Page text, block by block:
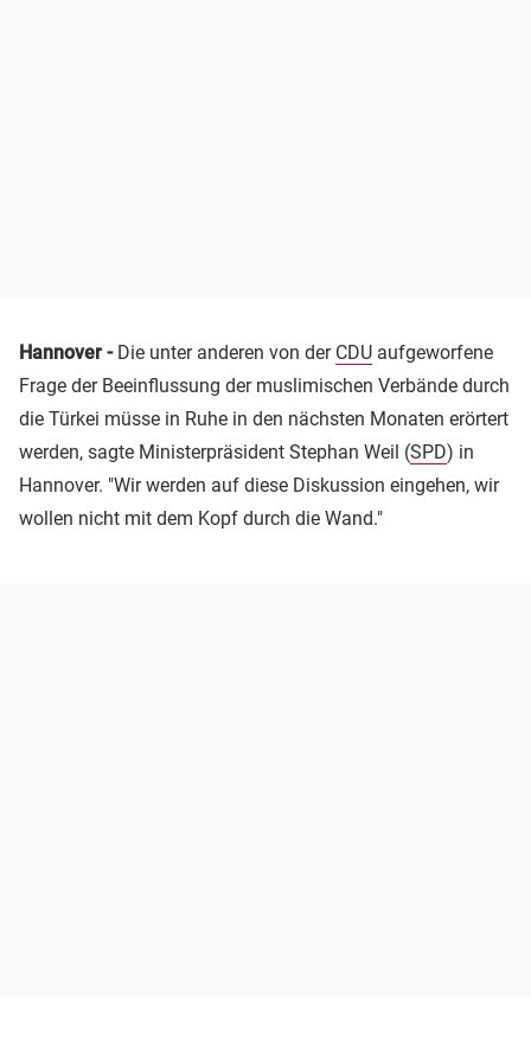
Hannover - Die unter anderen von der CDU aufgeworfene
Frage der Beeinflussung der muslimischen Verbände durch
die Türkei müsse in Ruhe in den nächsten Monaten erörtert
werden, sagte Ministerpräsident Stephan Weil (SPD) in
Hannover. "Wir werden auf diese Diskussion eingehen, wir
wollen nicht mit dem Kopf durch die Wand."